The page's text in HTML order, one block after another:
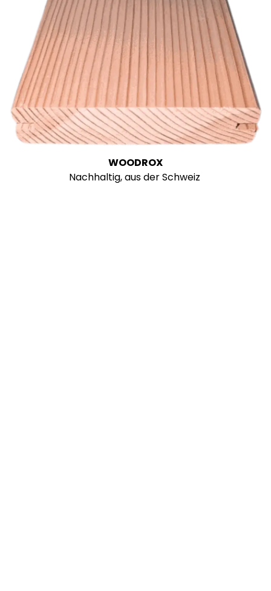
WOODROX
Nachhaltig, aus der Schweiz